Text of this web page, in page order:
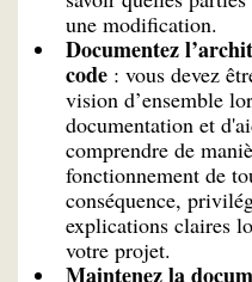
une modification.
Documentez
code : vous devez
vision d’ensemble
documentation et
comprendre de
fonctionnement de
conséquence,
explications claires
votre projet.
Maintenez la